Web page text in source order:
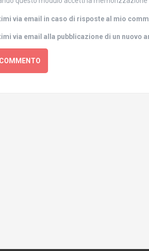
via email in caso di risposte al mio
via email alla pubblicazione di un nuovo